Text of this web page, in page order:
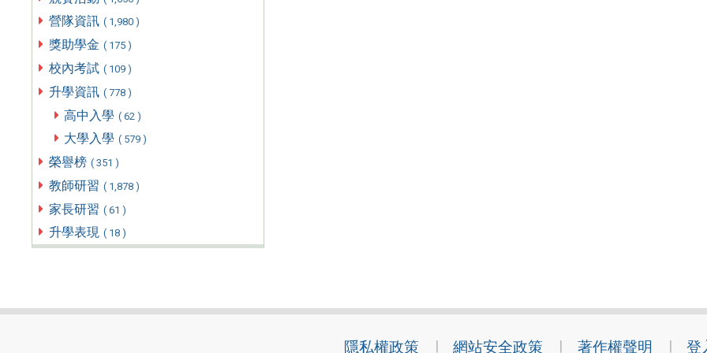
營隊資訊 ( 1,980 )
獎助學金 ( 175 )
校內考試 ( 109 )
升學資訊 ( 778 )
高中入學 ( 62 )
大學入學 ( 579 )
榮譽榜 ( 351 )
教師研習 ( 1,878 )
家長研習 ( 61 )
升學表現 ( 18 )
隱私權政策 網站安全政策 著作權聲明 登